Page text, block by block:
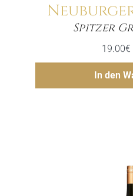
Spitzer
19.00€
In den